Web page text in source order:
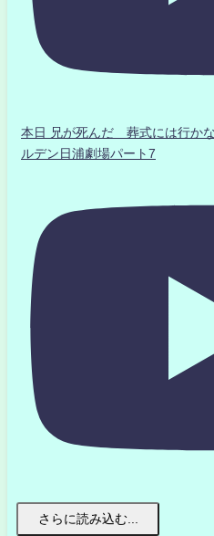
本日 兄が死んだ 葬式には行か
ルデン日浦劇場パート7
さらに読み込む...